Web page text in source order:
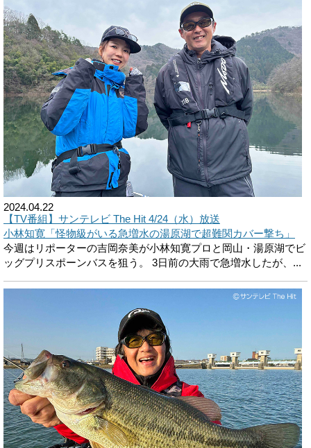
2024.04.22
【TV番組】サンテレビ The Hit 4/24（水）放送
小林知寛「怪物級がいる急増水の湯原湖で超難関カバー撃ち」
今週はリポーターの吉岡奈美が小林知寛プロと岡山・湯原湖でビ
ッグプリスポーンバスを狙う。 3日前の大雨で急増水したが、...